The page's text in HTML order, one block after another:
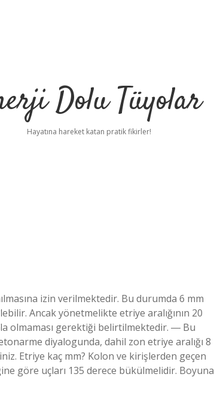
Dolu Tüyolar
Hayatına hareket katan pratik fikirler!
izin verilmektedir. Bu durumda 6 mm
Ancak yönetmelikte etriye aralığının 20
olmaması gerektiği belirtilmektedir. ― Bu
diyalogunda, dahil zon etriye aralığı 8
Etriye kaç mm? Kolon ve kirişlerden geçen
göre uçları 135 derece bükülmelidir. Boyuna